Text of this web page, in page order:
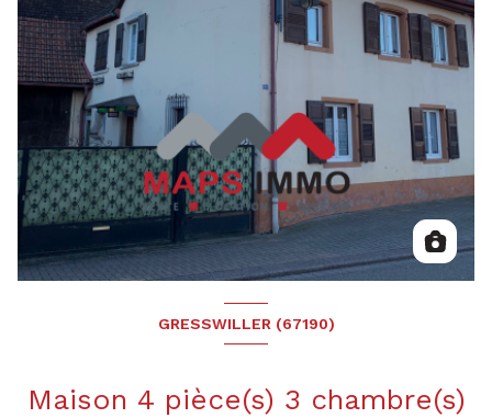
GRESSWILLER (67190)
Maison 4 pièce(s) 3 chambre(s)